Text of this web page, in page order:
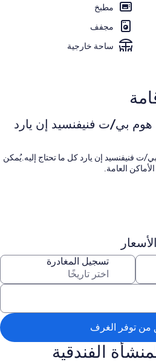
مطبخ
مجفف
ساحة خارجية
بي/ت فنيفنسيد إن يارد كل ما تحتاج إليه.يُمكن
العامة.
تقدم جميع غرف النزلاء في منشأة 5 مي تو هايلاندز هاموك هوم بي/ت فنيفنسيد
أطباق
تسجيل المغادرة
من توفر الغرف
الفندقية